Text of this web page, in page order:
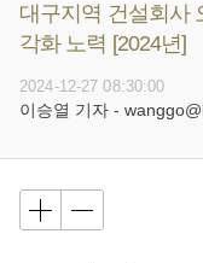
대구지역 건설회사
각화 노력 [2024년]
2024-12-27 08:30:00
이승열 기자 -